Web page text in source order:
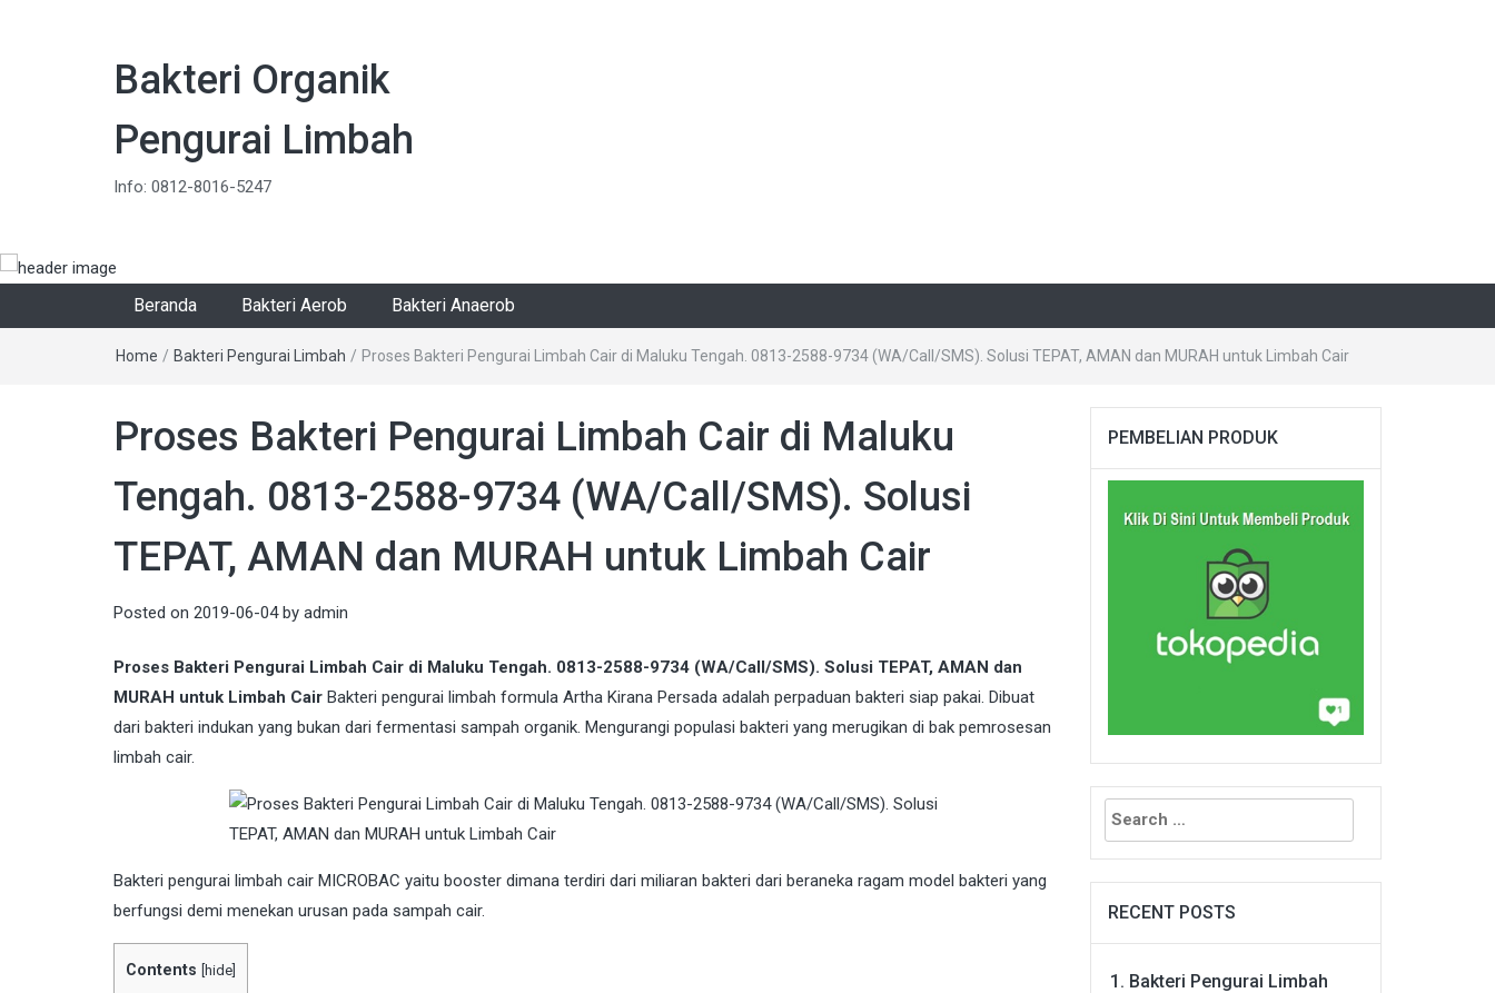
Bakteri Organik
Pengurai Limbah
Info: 0812-8016-5247
Beranda Bakteri Aerob Bakteri Anaerob
Home / Bakteri Pengurai Limbah / Proses Bakteri Pengurai Limbah Cair di Maluku Tengah. 0813-2588-9734 (WA/Call/SMS). Solusi TEPAT, AMAN dan MURAH untuk Limbah Cair
Proses Bakteri Pengurai Limbah Cair di Maluku
Tengah. 0813-2588-9734 (WA/Call/SMS). Solusi
TEPAT, AMAN dan MURAH untuk Limbah Cair
Posted on 2019-06-04by admin
Proses Bakteri Pengurai Limbah Cair di Maluku Tengah. 0813-2588-9734 (WA/Call/SMS). Solusi TEPAT, AMAN dan
MURAH untuk Limbah Cair Bakteri pengurai limbah formula Artha Kirana Persada adalah perpaduan bakteri siap pakai. Dibuat
dari bakteri indukan yang bukan dari fermentasi sampah organik. Mengurangi populasi bakteri yang merugikan di bak pemrosesan
limbah cair.
Bakteri pengurai limbah cair MICROBAC yaitu booster dimana terdiri dari miliaran bakteri dari beraneka ragam model bakteri yang
berfungsi demi menekan urusan pada sampah cair.
Contents hide
PEMBELIAN PRODUK
Search
for:
RECENT POSTS
Bakteri Pengurai Limbah